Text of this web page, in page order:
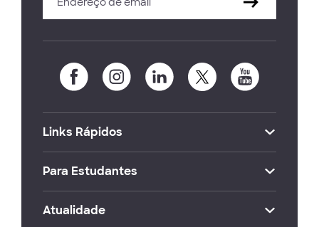
Links Rápidos
Para Estudantes
Atualidade